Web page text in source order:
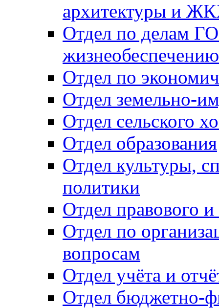
архитектуры и
Отдел по делам
Отдел по
Отдел земельно-
Отдел сельского
Отдел образования
Отдел культуры,
политики
Отдел правового
Отдел по
вопросам
Отдел учёта и
Отдел бюджетно-